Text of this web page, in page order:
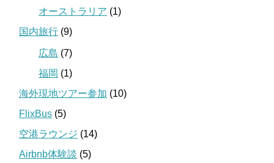
オーストラリア (1)
国内旅行 (9)
広島 (7)
福岡 (1)
海外現地ツアー参加 (10)
FlixBus (5)
空港ラウンジ (14)
Airbnb体験談 (5)